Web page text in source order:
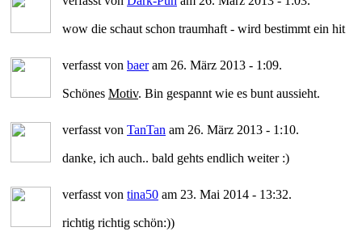
wow die schaut schon traumhaft - wird bestimmt ein hit
verfasst von baeram 26. März 2013 - 1:09.
Schönes Motiv. Bin gespannt wie es bunt aussieht.
verfasst von TanTan am 26. März 2013 - 1:10.
danke, ich auch.. bald gehts endlich weiter :)
verfasst von tina50 am 23. Mai 2014 - 13:32.
richtig richtig schön:))